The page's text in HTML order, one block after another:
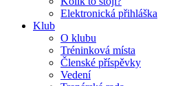
Elektronická přihláška
Klub
O klubu
Tréninková místa
Členské příspěvky
Vedení